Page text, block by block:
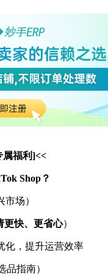
属福利]<<
Shop？
市场）
更快、更省心）
化，提升运营效率
品指南）